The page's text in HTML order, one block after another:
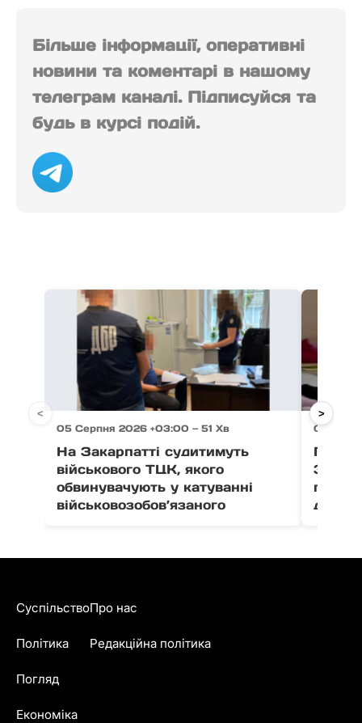
Більше інформації, оперативні
новини та коментарі в нашому
телеграм каналі. Підписуйся та
будь в курсі подій.
05 Серпня 2026 +03:00 — 51 Хв
На Закарпатті судитимуть
військового ТЦК, якого
обвинувачують у катуванні
військовозобов’язаного
05
Після
< >
Суспільство
Політика
Погляд
Економіка
Про нас
Редакційна політика